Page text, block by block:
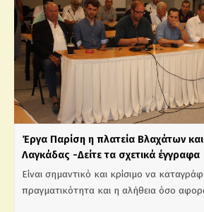
Έργα Παρίση η πλατεία Βλαχάτων
Λαγκάδας -Δείτε τα σχετικά έγγραφα
Είναι σημαντικό και κρίσιμο να
πραγματικότητα και η αλήθεια όσο